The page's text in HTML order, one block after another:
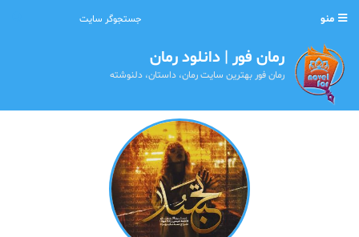
منو
رمان فور | دانلود رمان
رمان فور بهترین سایت رمان، داستان، دلنوشته